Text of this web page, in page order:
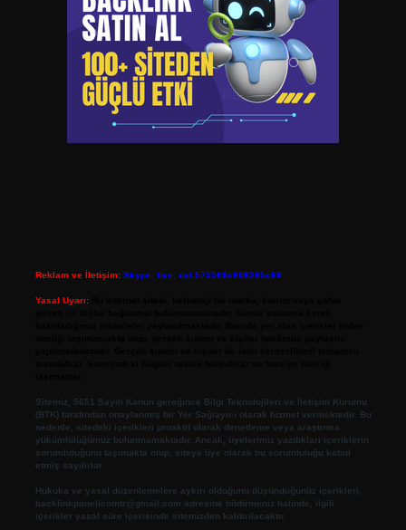
Reklam ve İletişim: Skype: live:.cid.575569c608265c69
Yasal Uyarı:
Sitemiz, 5651 Sayılı Kanun gereğince Bilgi Teknolojileri ve İletişim Kurumu
(BTK) tarafından onaylanmış bir Yer Sağlayıcı olarak hizmet vermektedir. Bu
nedenle, sitedeki içerikleri proaktif olarak denetleme veya araştırma
yükümlülüğümüz bulunmamaktadır. Ancak, üyelerimiz yazdıkları içeriklerin
sorumluluğunu taşımakta olup, siteye üye olarak bu sorumluluğu kabul
etmiş sayılırlar.
Hukuka ve yasal düzenlemelere aykırı olduğunu düşündüğünüz içerikleri,
backlinkpanelicomtr@gmail.com adresine bildirmeniz halinde, ilgili
içerikler yasal süre içerisinde sitemizden kaldırılacaktır.